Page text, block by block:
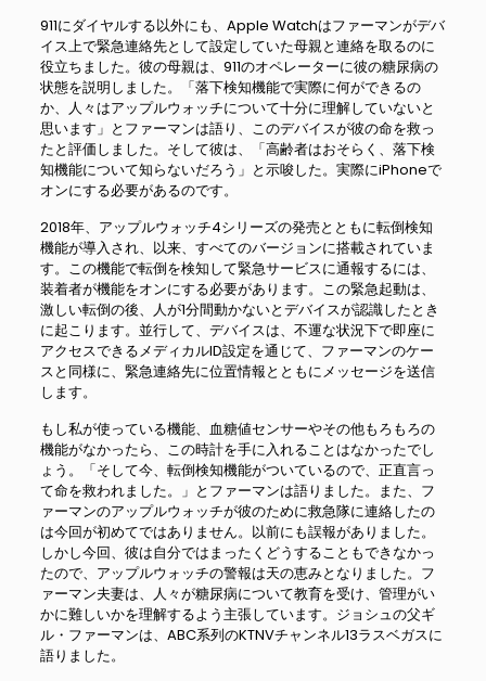
911にダイヤルする以外にも、Apple Watchはファーマンがデバ
イス上で緊急連絡先として設定していた母親と連絡を取るのに
役立ちました。彼の母親は、911のオペレーターに彼の糖尿病の
状態を説明しました。「落下検知機能で実際に何ができるの
か、人々はアップルウォッチについて十分に理解していないと
思います」とファーマンは語り、このデバイスが彼の命を救っ
たと評価しました。そして彼は、「高齢者はおそらく、落下検
知機能について知らないだろう」と示唆した。実際にiPhoneで
オンにする必要があるのです。
2018年、アップルウォッチ4シリーズの発売とともに転倒検知
機能が導入され、以来、すべてのバージョンに搭載されていま
す。この機能で転倒を検知して緊急サービスに通報するには、
装着者が機能をオンにする必要があります。この緊急起動は、
激しい転倒の後、人が1分間動かないとデバイスが認識したとき
に起こります。並行して、デバイスは、不運な状況下で即座に
アクセスできるメディカルID設定を通じて、ファーマンのケー
スと同様に、緊急連絡先に位置情報とともにメッセージを送信
します。
もし私が使っている機能、血糖値センサーやその他もろもろの
機能がなかったら、この時計を手に入れることはなかったでし
ょう。「そして今、転倒検知機能がついているので、正直言っ
て命を救われました。」とファーマンは語りました。また、フ
ァーマンのアップルウォッチが彼のために救急隊に連絡したの
は今回が初めてではありません。以前にも誤報がありました。
しかし今回、彼は自分ではまったくどうすることもできなかっ
たので、アップルウォッチの警報は天の恵みとなりました。フ
ァーマン夫妻は、人々が糖尿病について教育を受け、管理がい
かに難しいかを理解するよう主張しています。ジョシュの父ギ
ル・ファーマンは、ABC系列のKTNVチャンネル13ラスベガスに
語りました。